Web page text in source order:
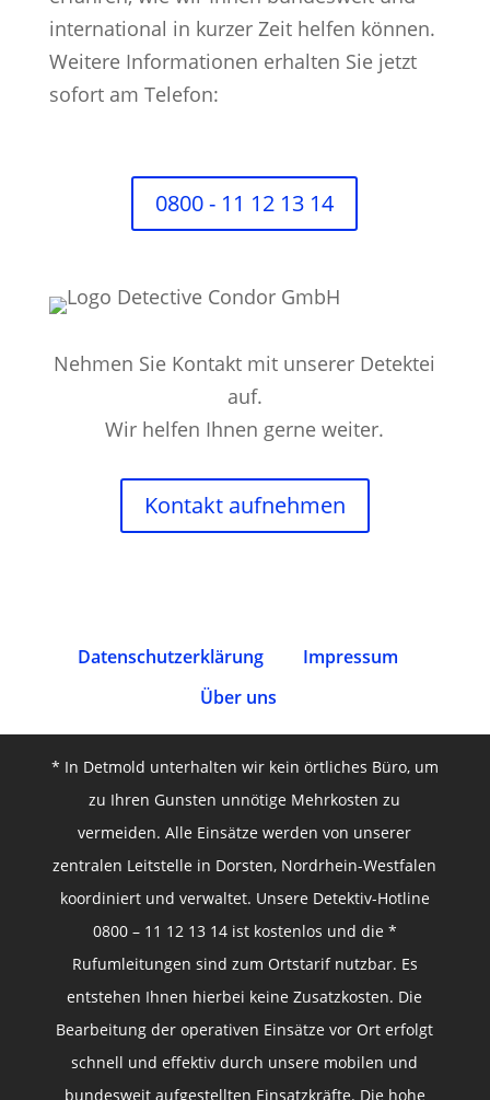
international in kurzer Zeit helfen können.
Weitere Informationen erhalten Sie jetzt
sofort am Telefon:
0800 - 11 12 13 14
Nehmen Sie Kontakt mit unserer Detektei
auf.
Wir helfen Ihnen gerne weiter.
Kontakt aufnehmen
Datenschutz­erklärung
Impressum
Über uns
* In Detmold unterhalten wir kein örtliches Büro, um
zu Ihren Gunsten unnötige Mehrkosten zu
vermeiden. Alle Einsätze werden von unserer
zentralen Leitstelle in Dorsten, Nordrhein-Westfalen
koordiniert und verwaltet. Unsere Detektiv-Hotline
0800 – 11 12 13 14 ist kostenlos und die *
Rufumleitungen sind zum Ortstarif nutzbar. Es
entstehen Ihnen hierbei keine Zusatzkosten. Die
Bearbeitung der operativen Einsätze vor Ort erfolgt
schnell und effektiv durch unsere mobilen und
bundesweit aufgestellten Einsatzkräfte. Die hohe